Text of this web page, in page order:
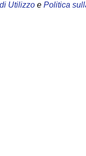
Utilizzo e Politica